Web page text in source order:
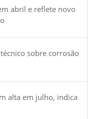
abril e reflete novo
sobre corrosão
alta em julho, indica